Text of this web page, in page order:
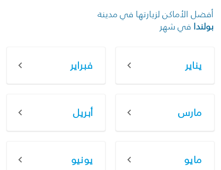
أفضل الأماكن لزيارتها في مدينة
بولندا في شهر
يناير فبراير
مارس أبريل
مايو يونيو